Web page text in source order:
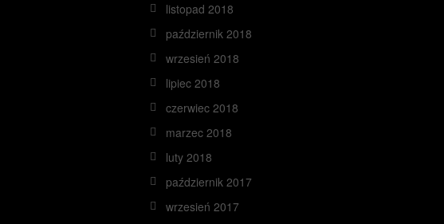
listopad 2018
październik 2018
wrzesień 2018
lipiec 2018
czerwiec 2018
marzec 2018
luty 2018
październik 2017
wrzesień 2017